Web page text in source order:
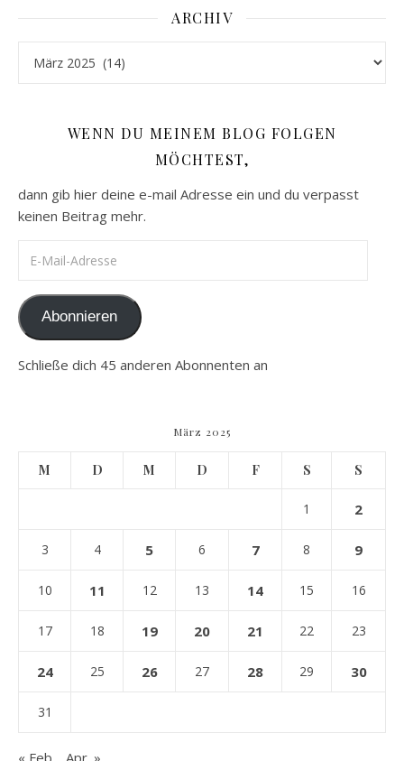
ARCHIV
WENN DU MEINEM BLOG FOLGEN
MÖCHTEST,
dann gib hier deine e-mail Adresse ein und du verpasst
keinen Beitrag mehr.
Abonnieren
Schließe dich 45 anderen Abonnenten an
März 2025
M D M D F S S
1 2
3 4 5 6 7 8 9
10 11 12 13 14 15 16
17 18 19 20 21 22 23
24 25 26 27 28 29 30
31
« Feb. Apr. »